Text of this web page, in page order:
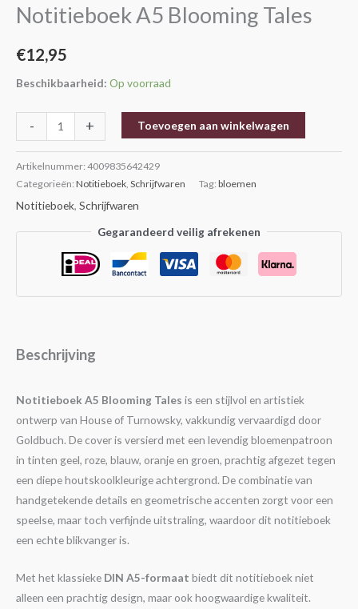
Notitieboek A5 Blooming Tales
€12,95
Beschikbaarheid: Op voorraad
-
aantal
+ Toevoegen aan winkelwagen
Artikelnummer: 4009835642429
Categorieën: Notitieboek Schrijfwaren Tag: bloemen
Notitieboek, Schrijfwaren
Gegarandeerd veilig afrekenen
Beschrijving
Notitieboek A5 Blooming Tales is een stijlvol en artistiek
ontwerp van House of Turnowsky, vakkundig vervaardigd door
Goldbuch. De cover is versierd met een levendig bloemenpatroon
in tinten geel, roze, blauw, oranje en groen, prachtig afgezet tegen
een diepe houtskoolkleurige achtergrond. De combinatie van
handgetekende details en geometrische accenten zorgt voor een
speelse, maar toch verfijnde uitstraling, waardoor dit notitieboek
een echte blikvanger is.
Met het klassieke DIN A5-formaat biedt dit notitieboek niet
alleen een prachtig design, maar ook hoogwaardige kwaliteit.